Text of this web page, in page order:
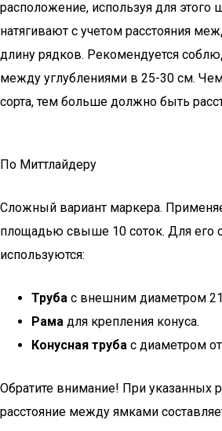
расположение, используя для этого
натягивают с учетом расстояния
длину рядков. Рекомендуется
между углублениями в 25-30 см.
сорта, тем больше должно быть
По Миттлайдеру
Сложный вариант маркера.
площадью свыше 10 соток. Для его
используются:
Труба с внешним диаметром
Рама для крепления конуса.
Конусная труба с диаметром
Обратите внимание! При указанных
расстояние между ямками